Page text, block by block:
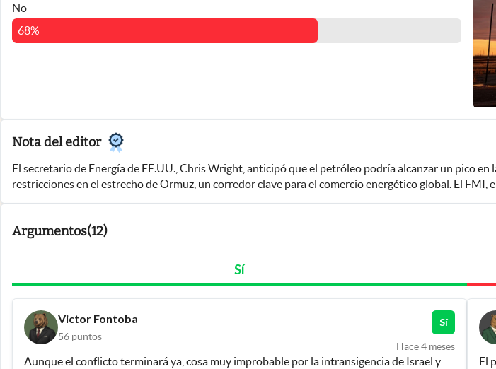
Clima
Mundial 2026
Mediakit
abre en nueva pestaña
No
68%
Nota del editor
El secretario de Energía de EE.UU., Chris Wright, anticipó que el petróleo podría alcanzar un pico
restricciones en el estrecho de Ormuz, un corredor clave para el comercio energético global. El
Argumentos(12)
Sí
Victor Fontoba
56 puntos
Sí
Hace 4 meses
Aunque el conflicto terminará ya, cosa muy improbable por la intransigencia de Israel y
El